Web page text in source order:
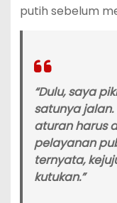
putih sebelum
“Dulu, saya
satunya
aturan harus
pelayanan
ternyata,
kutukan.”